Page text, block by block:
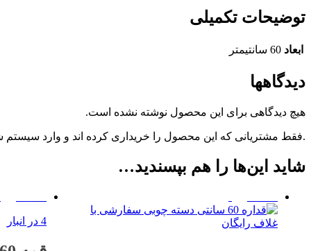
توضیحات تکمیلی
ابعاد 60 سانتیمتر
دیدگاهها
هیچ دیدگاهی برای این محصول نوشته نشده است.
.فقط مشتریانی که این محصول را خریداری کرده اند و وارد سیستم
شاید این‌ها را هم بپسندید…
4 در انبار